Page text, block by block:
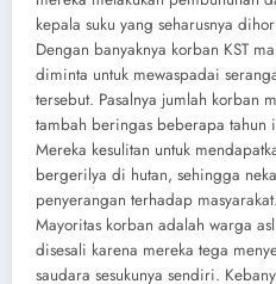
kepala suku yang seharusnya
Dengan banyaknya korban KST
diminta untuk mewaspadai
tersebut. Pasalnya jumlah korban
tambah beringas beberapa tahun
Mereka kesulitan untuk
bergerilya di hutan, sehingga
penyerangan terhadap masyarakat.
Mayoritas korban adalah warga
disesali karena mereka tega
saudara sesukunya sendiri.